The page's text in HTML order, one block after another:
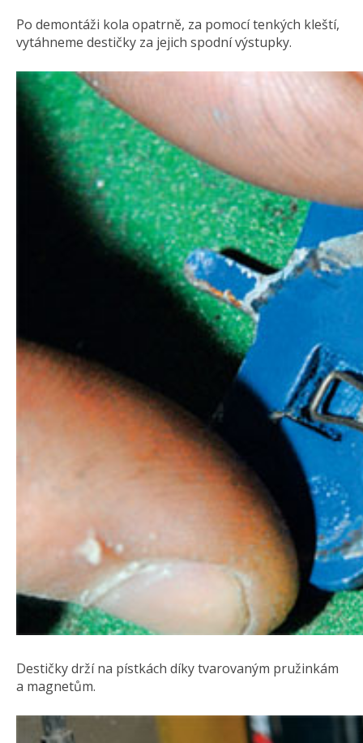
Po demontáži kola opatrně, za pomocí tenkých kleští,
vytáhneme destičky za jejich spodní výstupky.
Destičky drží na pístkách díky tvarovaným pružinkám
a magnetům.